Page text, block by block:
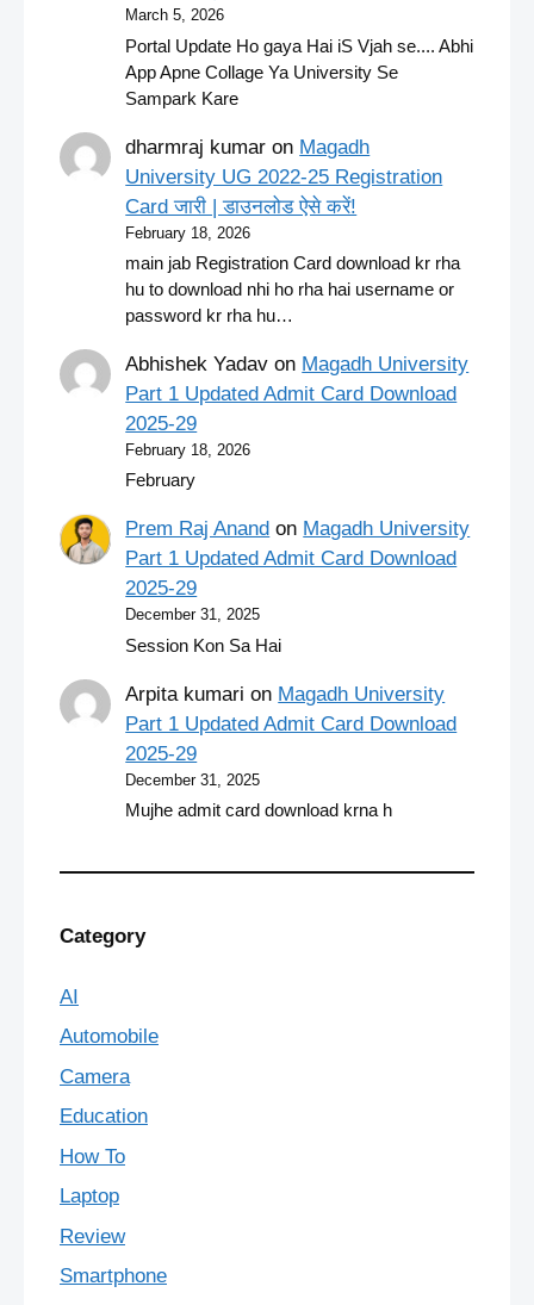
March 5, 2026
Portal Update Ho gaya Hai iS Vjah se.... Abhi
App Apne Collage Ya University Se
Sampark Kare
dharmraj kumar on Magadh
University UG 2022-25 Registration
Card जारी | डाउनलोड ऐसे करें!
February 18, 2026
main jab Registration Card download kr rha
hu to download nhi ho rha hai username or
password kr rha hu…
Abhishek Yadav on Magadh University
Part 1 Updated Admit Card Download
2025-29
February 18, 2026
February
Prem Raj Anand on Magadh University
Part 1 Updated Admit Card Download
2025-29
December 31, 2025
Session Kon Sa Hai
Arpita kumari on Magadh University
Part 1 Updated Admit Card Download
2025-29
December 31, 2025
Mujhe admit card download krna h
Category
AI
Automobile
Camera
Education
How To
Laptop
Review
Smartphone